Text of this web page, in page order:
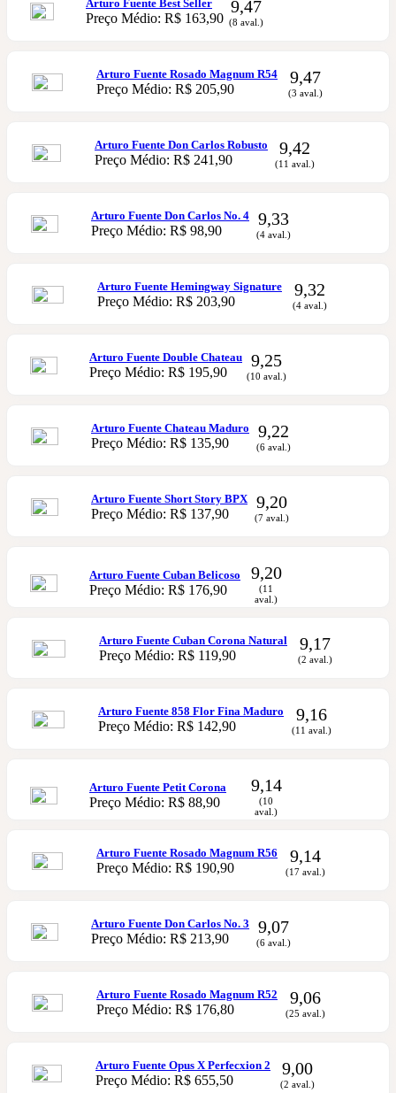
Arturo Fuente Best Seller
Preço Médio: R$ 163,90
9,47
(8 aval.)
Arturo Fuente Rosado Magnum R54
Preço Médio: R$ 205,90
9,47
(3 aval.)
Arturo Fuente Don Carlos Robusto
Preço Médio: R$ 241,90
9,42
(11 aval.)
Arturo Fuente Don Carlos No. 4
Preço Médio: R$ 98,90
9,33
(4 aval.)
Arturo Fuente Hemingway Signature
Preço Médio: R$ 203,90
9,32
(4 aval.)
Arturo Fuente Double Chateau
Preço Médio: R$ 195,90
9,25
(10 aval.)
Arturo Fuente Chateau Maduro
Preço Médio: R$ 135,90
9,22
(6 aval.)
Arturo Fuente Short Story BPX
Preço Médio: R$ 137,90
9,20
(7 aval.)
Arturo Fuente Cuban Belicoso
Preço Médio: R$ 176,90
9,20
(11
aval.)
Arturo Fuente Cuban Corona Natural
Preço Médio: R$ 119,90
9,17
(2 aval.)
Arturo Fuente 858 Flor Fina Maduro
Preço Médio: R$ 142,90
9,16
(11 aval.)
Arturo Fuente Petit Corona
Preço Médio: R$ 88,90
9,14
(10
aval.)
Arturo Fuente Rosado Magnum R56
Preço Médio: R$ 190,90
9,14
(17 aval.)
Arturo Fuente Don Carlos No. 3
Preço Médio: R$ 213,90
9,07
(6 aval.)
Arturo Fuente Rosado Magnum R52
Preço Médio: R$ 176,80
9,06
(25 aval.)
Arturo Fuente Opus X Perfecxion 2
Preço Médio: R$ 655,50
9,00
(2 aval.)